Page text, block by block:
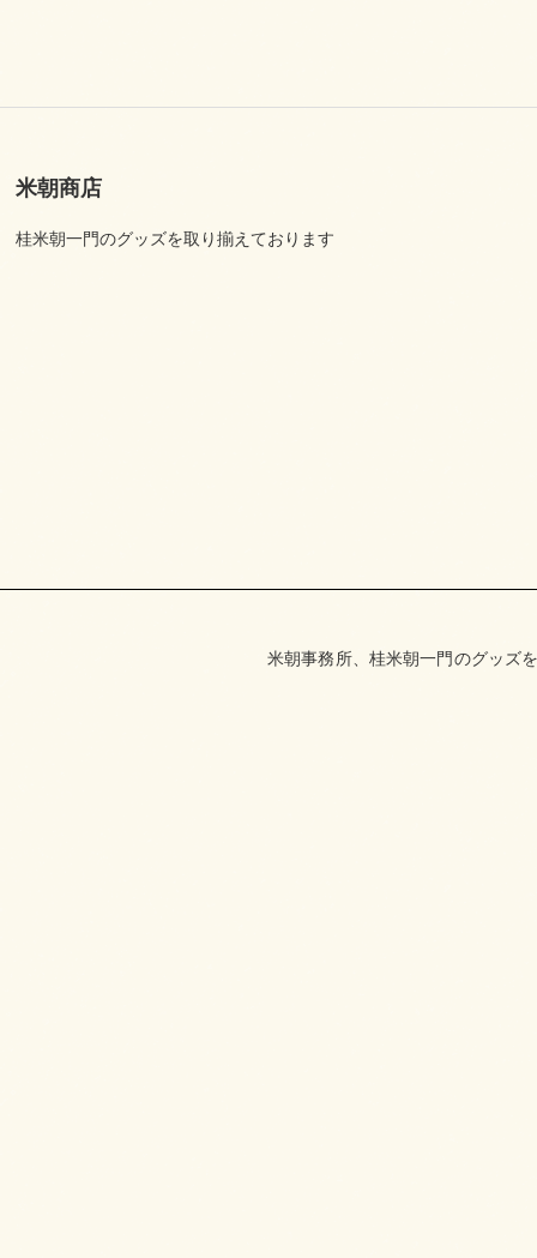
米朝商店
桂米朝一門のグッズを取り揃えております
米朝事務所、桂米朝一門のグッズ